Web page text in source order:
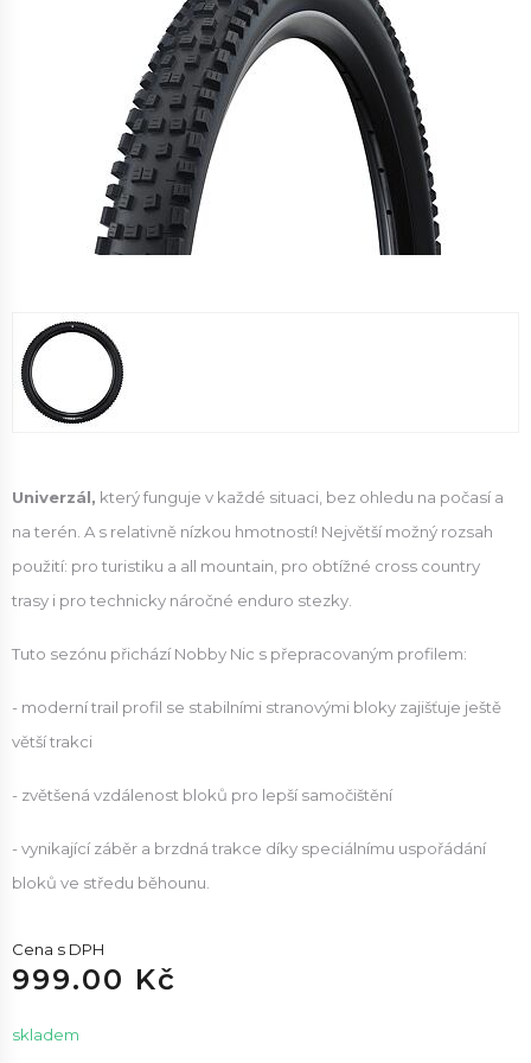
Univerzál, který funguje v každé situaci, bez ohledu na počasí a
na terén. A s relativně nízkou hmotností! Největší možný rozsah
použití: pro turistiku a all mountain, pro obtížné cross country
trasy i pro technicky náročné enduro stezky.
Tuto sezónu přichází Nobby Nic s přepracovaným profilem:
- moderní trail profil se stabilními stranovými bloky zajišťuje ještě
větší trakci
- zvětšená vzdálenost bloků pro lepší samočištění
- vynikající záběr a brzdná trakce díky speciálnímu uspořádání
bloků ve středu běhounu.
Cena s DPH
999.00 Kč
skladem